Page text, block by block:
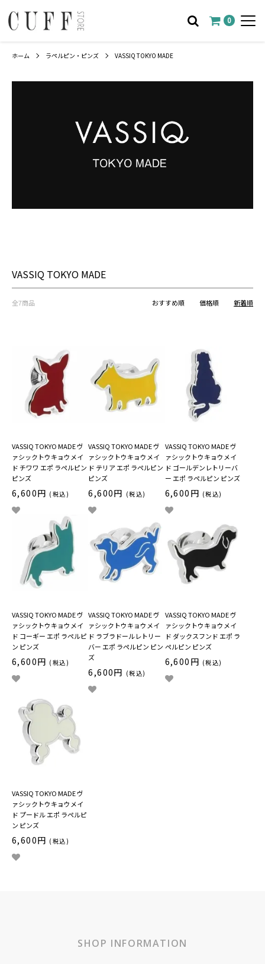
0
ホーム ラペルピン・ピンズ VASSIQ TOKYO MADE
VASSIQ TOKYO MADE
全7商品 おすすめ順 価格順 新着順
VASSIQ TOKYO MADE ヴ
ァシックトウキョウメイ
ド チワワ エポ ラペルピン
ピンズ
6,600円 (税込)
VASSIQ TOKYO MADE ヴ
ァシックトウキョウメイ
ド テリア エポ ラペルピン
ピンズ
6,600円 (税込)
VASSIQ TOKYO MADE ヴ
ァシックトウキョウメイ
ド ゴールデンレトリーバ
ー エポ ラペルピン ピンズ
6,600円 (税込)
VASSIQ TOKYO MADE ヴ
ァシックトウキョウメイ
ド コーギー エポ ラペルピ
ン ピンズ
6,600円 (税込)
VASSIQ TOKYO MADE ヴ
ァシックトウキョウメイ
ド ラブラドールレトリー
バー エポ ラペルピン ピン
ズ
6,600円 (税込)
VASSIQ TOKYO MADE ヴ
ァシックトウキョウメイ
ド ダックスフンド エポ ラ
ペルピン ピンズ
6,600円 (税込)
VASSIQ TOKYO MADE ヴ
ァシックトウキョウメイ
ド プードル エポ ラペルピ
ン ピンズ
6,600円 (税込)
SHOP INFORMATION